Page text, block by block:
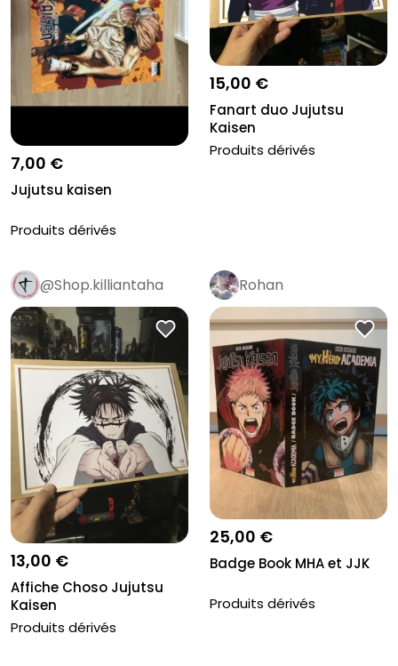
7,00 €
Jujutsu kaisen
Produits dérivés
15,00 €
Fanart duo Jujutsu
Kaisen
Produits dérivés
@Shop.killiantaha
13,00 €
Affiche Choso Jujutsu
Kaisen
Produits dérivés
Rohan
25,00 €
Badge Book MHA et JJK
Produits dérivés